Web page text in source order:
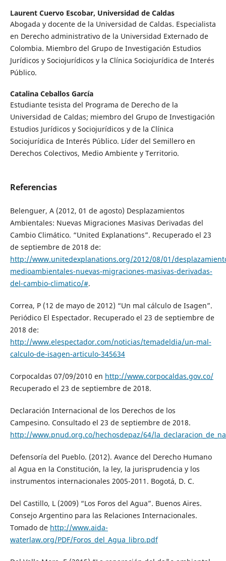
Laurent Cuervo Escobar, Universidad de Caldas
Abogada y docente de la Universidad de Caldas. Especialista
en Derecho administrativo de la Universidad Externado de
Colombia. Miembro del Grupo de Investigación Estudios
Jurídicos y Sociojurídicos y la Clínica Sociojurídica de Interés
Público.
Catalina Ceballos García
Estudiante tesista del Programa de Derecho de la
Universidad de Caldas; miembro del Grupo de Investigación
Estudios Jurídicos y Sociojurídicos y de la Clínica
Sociojurídica de Interés Público. Líder del Semillero en
Derechos Colectivos, Medio Ambiente y Territorio.
Referencias
Belenguer, A (2012, 01 de agosto) Desplazamientos
Ambientales: Nuevas Migraciones Masivas Derivadas del
Cambio Climático. “United Explanations”. Recuperado el 23
de septiembre de 2018 de:
http://www.unitedexplanations.org/2012/08/01/
medioambientales-nuevas-migraciones-masivas-derivadas-
del-cambio-climatico/#.
Correa, P (12 de mayo de 2012) “Un mal cálculo de Isagen”.
Periódico El Espectador. Recuperado el 23 de septiembre de
2018 de:
http://www.elespectador.com/noticias/temadeldia/un-mal-
calculo-de-isagen-articulo-345634
Corpocaldas 07/09/2010 en http://www.corpocaldas.gov.co/
Recuperado el 23 de septiembre de 2018.
Declaración Internacional de los Derechos de los
Campesino. Consultado el 23 de septiembre de 2018.
http://www.pnud.org.co/hechosdepaz/64/
Defensoría del Pueblo. (2012). Avance del Derecho Humano
al Agua en la Constitución, la ley, la jurisprudencia y los
instrumentos internacionales 2005-2011. Bogotá, D. C.
Del Castillo, L (2009) “Los Foros del Agua”. Buenos Aires.
Consejo Argentino para las Relaciones Internacionales.
Tomado de http://www.aida-
waterlaw.org/PDF/Foros_del_Agua_libro.pdf